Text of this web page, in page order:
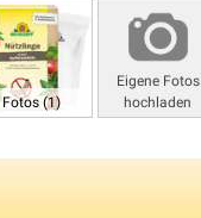
Fotos (1)
Eigene Fotos
hochladen